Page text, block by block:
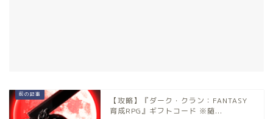
【攻略】『ダーク・クラン：FANTASY
育成RPG』ギフトコード ※随...